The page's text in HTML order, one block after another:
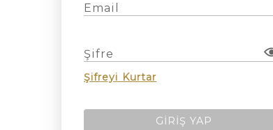
Email
Şifre
Şifreyi Kurtar
GIRIŞ YAP